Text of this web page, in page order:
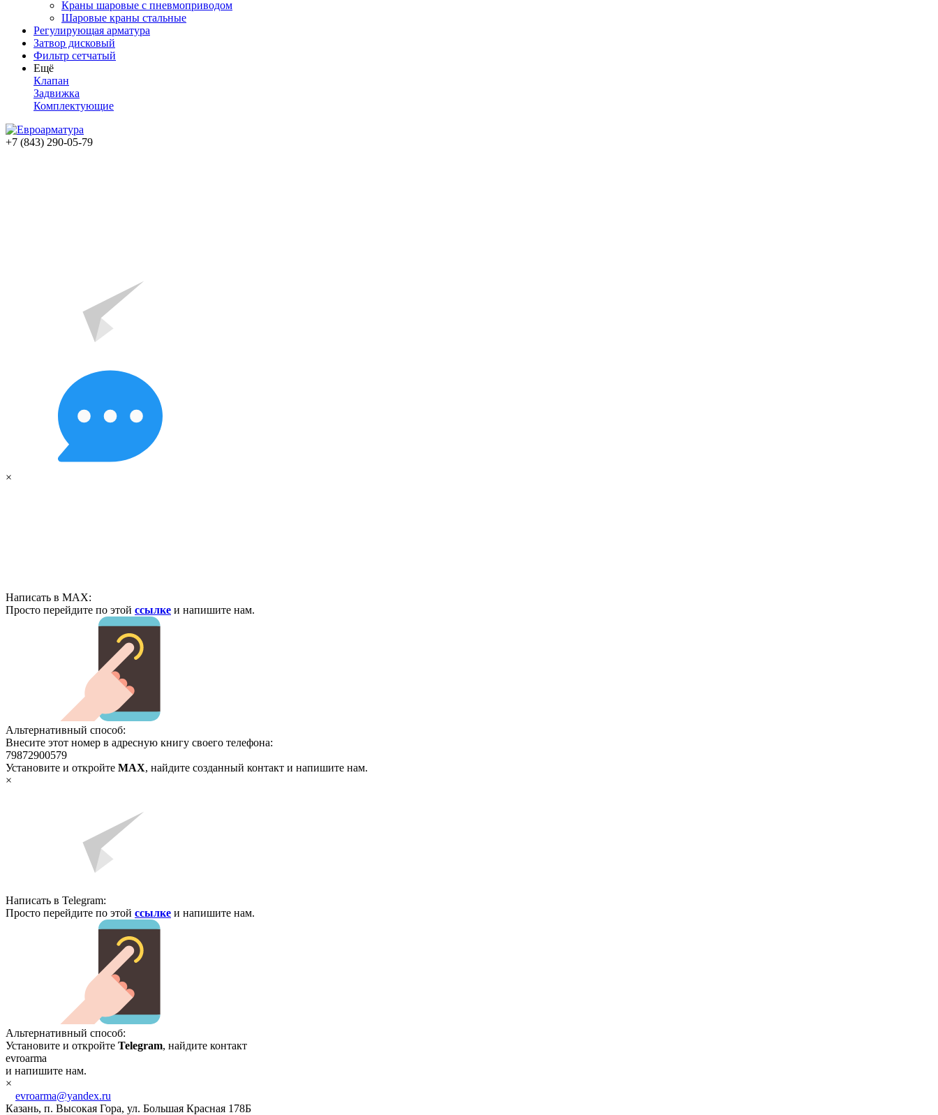
Краны шаровые с пневмоприводом
Шаровые краны стальные
Регулирующая арматура
Затвор дисковый
Фильтр сетчатый
Ещё
Клапан
Задвижка
Комплектующие
+7 (843) 290-05-79
×
Написать в MAX:
Просто перейдите по этой ссылке и напишите нам.
Альтернативный способ:
Внесите этот номер в адресную книгу своего телефона:
79872900579
Установите и откройте MAX, найдите созданный контакт и напишите нам.
×
Написать в Telegram:
Просто перейдите по этой ссылке и напишите нам.
Альтернативный способ:
Установите и откройте Telegram, найдите контакт
evroarma
и напишите нам.
×
evroarma@yandex.ru
Казань, п. Высокая Гора, ул. Большая Красная 178Б